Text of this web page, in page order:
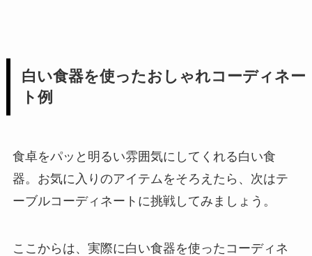
白い食器を使ったおしゃれコーディネー
ト例
食卓をパッと明るい雰囲気にしてくれる白い食
器。お気に入りのアイテムをそろえたら、次はテ
ーブルコーディネートに挑戦してみましょう。
ここからは、実際に白い食器を使ったコーディネ